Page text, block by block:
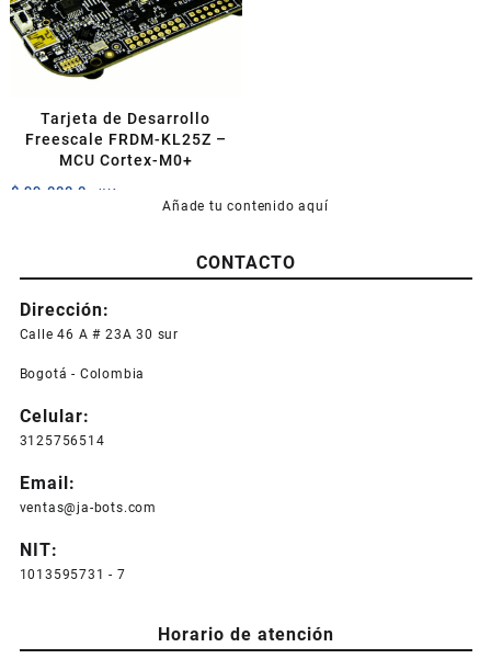
Tarjeta de Desarrollo
Freescale FRDM-KL25Z –
MCU Cortex-M0+
$ 99.000,0 +IVA
Añade tu contenido aquí
CONTACTO
Dirección:
Calle 46 A # 23A 30 sur
Bogotá - Colombia
Celular:
3125756514
Email:
ventas@ja-bots.com
NIT:
1013595731 - 7
Horario de atención